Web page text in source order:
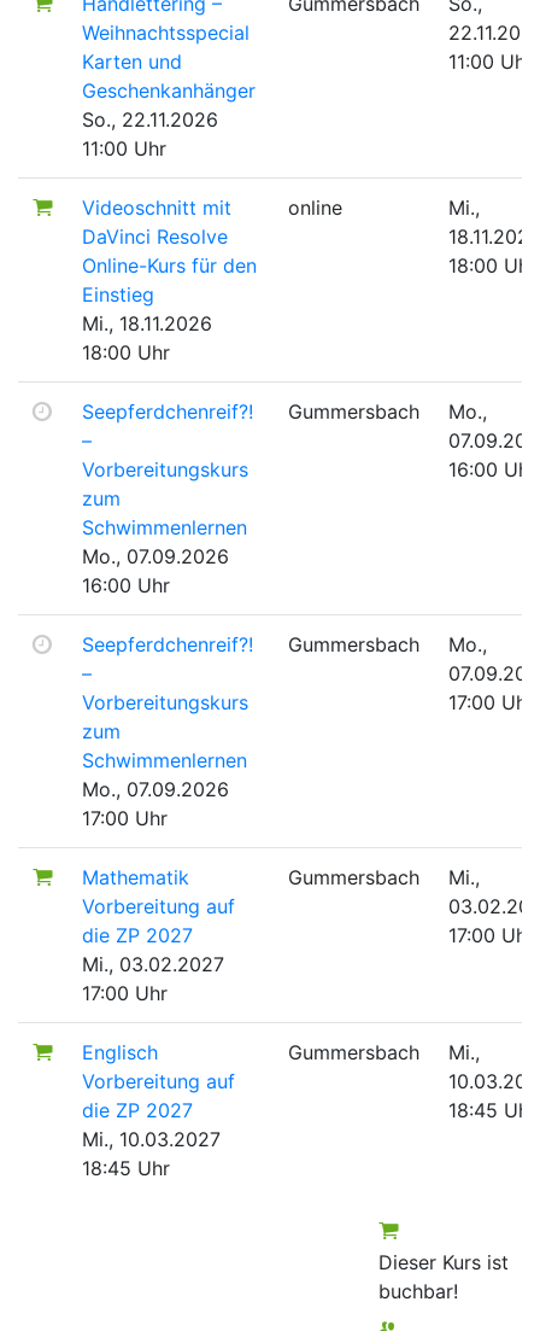
Weihnachtsspecial
Karten und
Geschenkanhänger
So., 22.11.2026
11:00 Uhr
11:00 Uhr
Videoschnitt mit
DaVinci Resolve
Online-Kurs für den
Einstieg
Mi., 18.11.2026
18:00 Uhr
online
Mi.,
18.11.2026
18:00 Uhr
Seepferdchenreif?!
–
Vorbereitungskurs
zum
Schwimmenlernen
Mo., 07.09.2026
16:00 Uhr
Gummersbach
Mo.,
16:00 Uhr
Seepferdchenreif?!
–
Vorbereitungskurs
zum
Schwimmenlernen
Mo., 07.09.2026
17:00 Uhr
Gummersbach
Mo.,
17:00 Uhr
Mathematik
Vorbereitung auf
die ZP 2027
Mi., 03.02.2027
17:00 Uhr
Gummersbach
Mi.,
17:00 Uhr
Englisch
Vorbereitung auf
die ZP 2027
Mi., 10.03.2027
18:45 Uhr
Gummersbach
Mi.,
18:45 Uhr
Dieser Kurs ist
buchbar!